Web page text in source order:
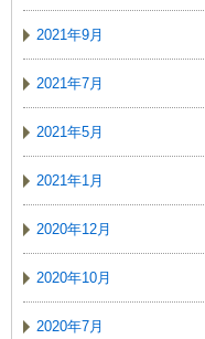
2021年9月
2021年7月
2021年5月
2021年1月
2020年12月
2020年10月
2020年7月